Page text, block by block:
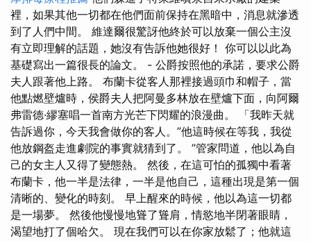
裡，如果其他一切都在他們面前保持在黑暗中，消息就滲透
到了人們中間。 維達爾很驚訝他終於可以放棄一個公主沒
有立即理解的話題，她沒有告訴他她很好！ 你可以以此為
基礎寫出一篇很長的論文。 - 公爵按照他的承諾，要求公爵
夫人跟著他上路。 布蘭卡從客人那裡接過頭巾和帽子，當
他點燃壁爐時，侯爵夫人把阿曼多林放在壁爐下面，向阿爾
弗雷德·繆塞唱一首南方光芒下閃耀的浪漫曲。 「我昨天就
告訴過你，今天我會做你的客人。”他這時候在等我，我從
他放鋼盔走進劇院的事實就猜到了。 ”管家問道，他以為自
己的女主人又得了變態熱。 然後，在這可怕的孤獨中看著
布蘭卡，他一半是法律，一半是他自己，這種出現是第一個
清晰的、變化的時刻。 早上醒來的時候，他以為這一切都
是一場夢。 然後他慢慢地聳了聳肩，情慾地半閉著眼睛，
渴望地打了個哈欠。 現在我們可以在你家放鬆了；他就這